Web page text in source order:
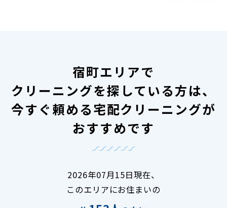
宿町エリアで
クリーニングを探している方は、
今すぐ頼める宅配クリーニングが
おすすめです
2026年07月15日現在、
このエリアにお住まいの